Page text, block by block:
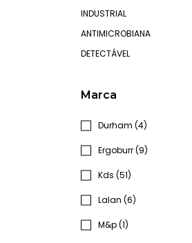
INDUSTRIAL
ANTIMICROBIANA
DETECTÁVEL
Marca
Durham (4)
Ergoburr (9)
Kds (51)
Lalan (6)
M&p (1)